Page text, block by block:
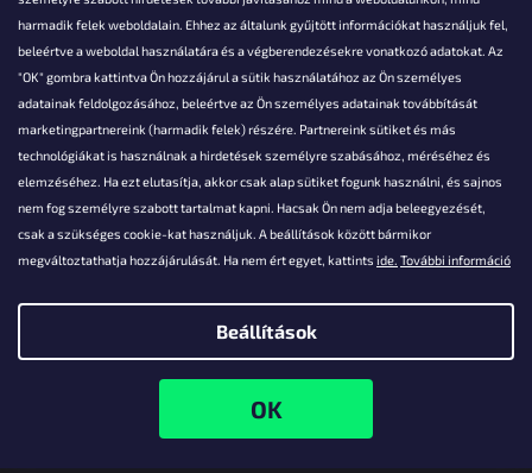
harmadik felek weboldalain. Ehhez az általunk gyűjtött információkat használjuk fel,
beleértve a weboldal használatára és a végberendezésekre vonatkozó adatokat. Az
"OK" gombra kattintva Ön hozzájárul a sütik használatához az Ön személyes
adatainak feldolgozásához, beleértve az Ön személyes adatainak továbbítását
marketingpartnereink (harmadik felek) részére. Partnereink sütiket és más
technológiákat is használnak a hirdetések személyre szabásához, méréséhez és
elemzéséhez. Ha ezt elutasítja, akkor csak alap sütiket fogunk használni, és sajnos
nem fog személyre szabott tartalmat kapni. Hacsak Ön nem adja beleegyezését,
csak a szükséges cookie-kat használjuk. A beállítások között bármikor
megváltoztathatja hozzájárulását. Ha nem ért egyet, kattints ide. További információ
Beállítások
Akarsz kérdezni valamit?
info@falanzo.hu
Falanzo.hu. Minden jog fenntartva.